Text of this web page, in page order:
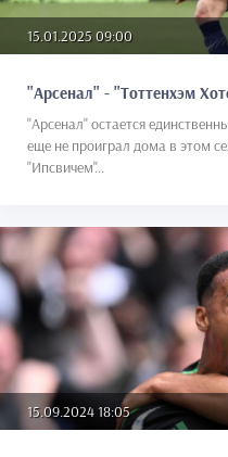
15.01.2025 09:00
"Арсенал" - "Тоттенхэм
"Арсенал" остается
еще не проиграл дома в этом
"Ипсвичем"...
15.09.2024 18:05